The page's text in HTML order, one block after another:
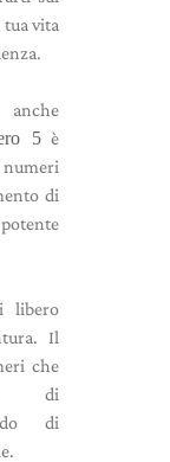
vita
5è
di
libero
Il
che
di
di